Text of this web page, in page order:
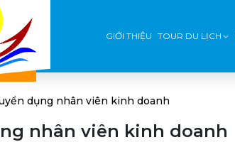
GIỚI THIỆU TOUR DU LỊCH
dụng nhân viên kinh doanh
nhân viên kinh doanh